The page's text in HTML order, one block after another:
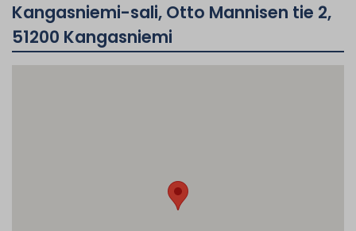
Kangasniemi-sali, Otto Mannisen tie 2,
51200 Kangasniemi